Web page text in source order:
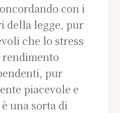
con i
della legge, pur
che lo stress
pur
piacevole e
una sorta di